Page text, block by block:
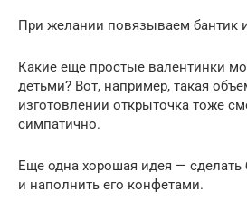
При желании повязываем бантик
Какие еще простые валентинки
детьми? Вот, например, такая
изготовлении открыточка тоже
симпатично.
Еще одна хорошая идея —
и наполнить его конфетами.